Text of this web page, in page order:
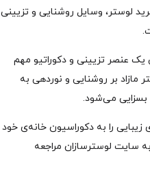
لوستر، وسایل روشنایی و تزیینی
یک عنصر تزیینی و دکوراتیو مهم
بر روشنایی و نوردهی به
بسزایی می‌شود.
را به دکوراسیون خانه‌ی خود
سایت لوسترسازان مراجعه